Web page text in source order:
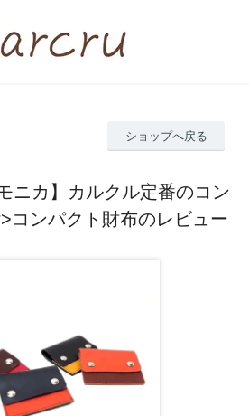
ショップへ戻る
ニカ】カルクル定番のコン
コンパクト財布のレビュー